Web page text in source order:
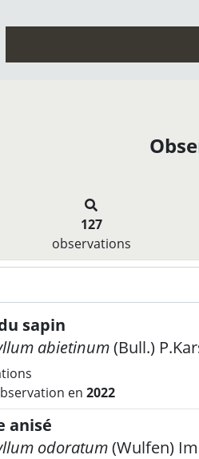
127
observations
sapin
abietinum(Bull.)
en 2022
anisé
odoratum(Wulfen)